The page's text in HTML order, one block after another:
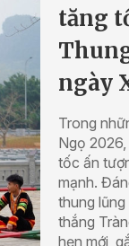
tăng
ngày
Trong
Ngọ
tốc ấn
mạnh.
thung
thắng
hẹn mới,